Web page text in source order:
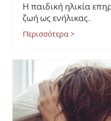
Η παιδική ηλικία
ζωή ως ενήλικας.
Περισσότερα >